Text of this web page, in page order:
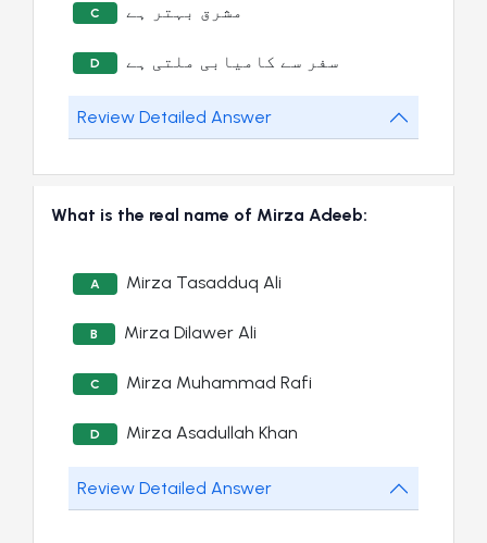
C مشرق بہتر ہے
D سفر سے کامیابی ملتی ہے
Review Detailed Answer
What is the real name of Mirza Adeeb:
A Mirza Tasadduq Ali
B Mirza Dilawer Ali
C Mirza Muhammad Rafi
D Mirza Asadullah Khan
Review Detailed Answer